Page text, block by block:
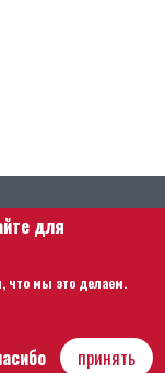
для
что мы это делаем.
принять